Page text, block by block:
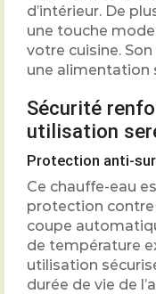
d’intérieur. De
une touche
votre cuisine.
une alimentation
Sécurité
utilisation
Protection anti-
Ce chauffe-eau
protection contre
coupe
de température
utilisation
durée de vie de